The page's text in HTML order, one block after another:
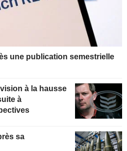
une publication semestrielle
à
sa